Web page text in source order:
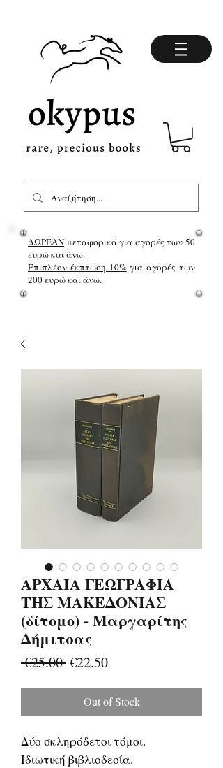
ΔΩΡΕΑΝ μεταφορικά για αγορές των 50
ευρώ και άνω.
Επιπλέον έκπτωση 10%για αγορές των
200 ευρώ και άνω.
ΑΡΧΑΙΑ ΓΕΩΓΡΑΦΙΑ
ΤΗΣ ΜΑΚΕΔΟΝΙΑΣ
(δίτομο) - Μαργαρίτης
Δήμιτσας
€25.00 Regular
€22.50Sale
Out of Stock
Δύο σκληρόδετοι τόμοι.
Ιδιωτική βιβλιοδεσία.